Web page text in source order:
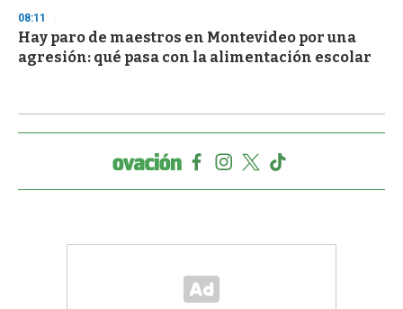
08:11
Hay paro de maestros en Montevideo por una
agresión: qué pasa con la alimentación escolar